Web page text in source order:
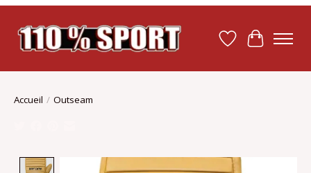
Liste dePanier
Accueil / Outseam
Product image slideshow Items